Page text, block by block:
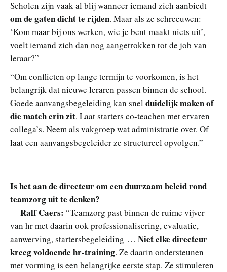
Scholen zijn vaak al blij wanneer iemand zich aanbiedt
om de gaten dicht te rijden. Maar als ze schreeuwen:
‘Kom maar bij ons werken, wie je bent maakt niets uit’,
voelt iemand zich dan nog aangetrokken tot de job van
leraar?”
“Om conflicten op lange termijn te voorkomen, is het
belangrijk dat nieuwe leraren passen binnen de school.
Goede aanvangsbegeleiding kan snel duidelijk makenof
die match erin zit. Laat starters co-teachen met ervaren
collega’s. Neem als vakgroep wat administratie over. Of
laat een aanvangsbegeleider ze structureel opvolgen.”
Is het aan de directeur om een duurzaam beleid rond
teamzorg uit te denken?
Ralf Caers: “Teamzorg past binnen de ruime vijver
van hr met daarin ook professionalisering, evaluatie,
aanwerving, startersbegeleiding … Niet elke directeur
kreeg voldoende hr-training. Ze daarin ondersteunen
met vorming is een belangrijke eerste stap. Ze stimuleren